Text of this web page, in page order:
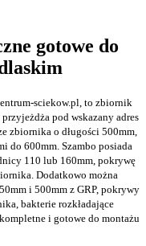
gotowe do
sciekow.pl, to zbiornik
pod wskazany adres
zbiornika o długości 500mm,
do 600mm. Szambo posiada
110 lub 160mm, pokrywę
Dodatkowo można
i 500mm z GRP, pokrywy
bakterie rozkładające
i gotowe do montażu